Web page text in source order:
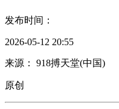
发布时间：
2026-05-12 20:55
来源： 918搏天堂(中国)
原创